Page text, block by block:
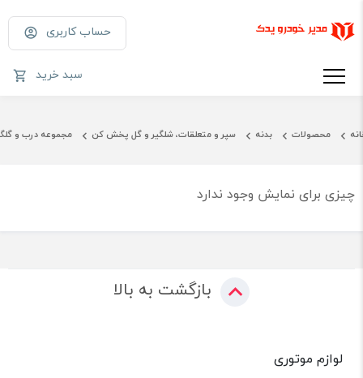
حساب کاربری
سبد خرید
محصولات بدنه سپر و متعلقات، شلگیر و گل پخش کن مجموعه درب و گلگیر
چیزی برای نمایش وجود ندارد
بازگشت به بالا
لوازم موتوری